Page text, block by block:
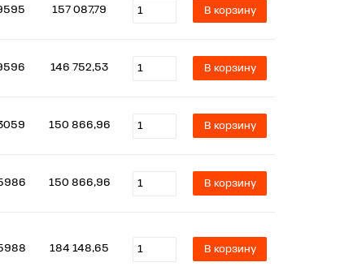
157 087,79 В корзину
146 752,53 В корзину
150 866,96 В корзину
150 866,96 В корзину
184 148,65 В корзину